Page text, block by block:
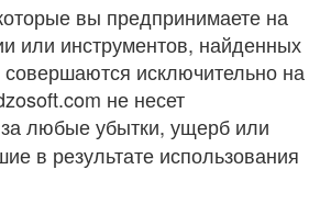
вы предпринимаете на
или инструментов, найденных
совершаются исключительно на
не несет
за любые убытки, ущерб или
в результате использования